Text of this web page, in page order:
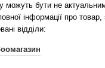
можуть бути не
інформації про товар,
відділи: